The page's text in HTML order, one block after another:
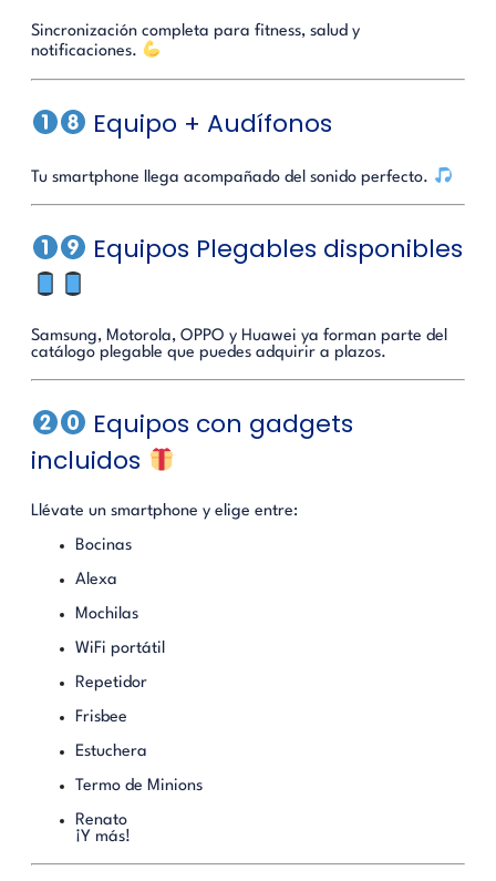
Sincronización completa para fitness, salud y
notificaciones.
Equipo + Audífonos
Tu smartphone llega acompañado del sonido perfecto.
Equipos Plegables disponibles
Samsung, Motorola, OPPO y Huawei ya forman parte del
catálogo plegable que puedes adquirir a plazos.
Equipos con gadgets
incluidos
Llévate un smartphone y elige entre:
Bocinas
Alexa
Mochilas
WiFi portátil
Repetidor
Frisbee
Estuchera
Termo de Minions
Renato
¡Y más!